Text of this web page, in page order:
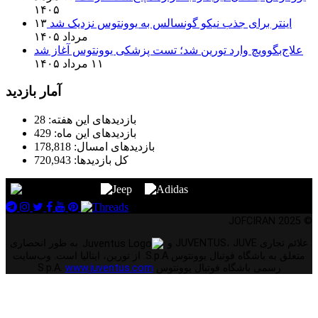
۱۴۰۵
اینتر برای جذب نیکو گونسالس به یوونتوس نزدیک شد ۱۳
مرداد ۱۴۰۵
علاج‌بگوویچ وارد تورین شد؛ تست پزشکی یوونتوس آغاز شد
۱۱ مرداد ۱۴۰۵
آمار بازدید
بازدیدهای این هفته: 28
بازدیدهای این ماه: 429
بازدیدهای امسال: 178,818
کل بازدیدها: 720,943
www.juventus.com